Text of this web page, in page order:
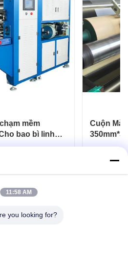
mềm
bao bì linh
tốt nhất
Cuộn
Carton In
11:58 AM
you looking for?